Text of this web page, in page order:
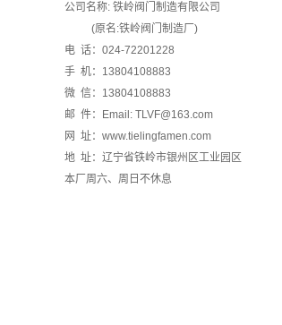
公司名称: 铁岭阀门制造有限公司
(原名:铁岭阀门制造厂)
电 话：024-72201228
手 机：13804108883
微 信：13804108883
邮 件：Email: TLVF@163.com
网 址：www.tielingfamen.com
地 址：辽宁省铁岭市银州区工业园区
本厂周六、周日不休息